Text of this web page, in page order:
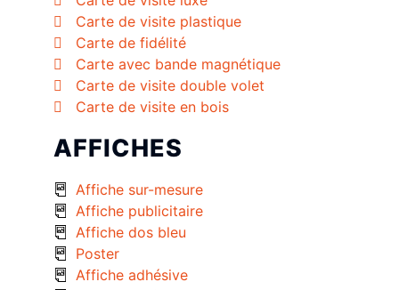
Carte de visite plastique
Carte de fidélité
Carte avec bande magnétique
Carte de visite double volet
Carte de visite en bois
AFFICHES
Affiche sur-mesure
Affiche publicitaire
Affiche dos bleu
Poster
Affiche adhésive